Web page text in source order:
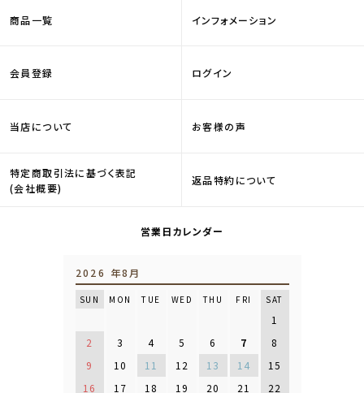
商品一覧 インフォメーション
会員登録 ログイン
当店について お客様の声
特定商取引法に基づく表記
(会社概要)
返品特約について
営業日カレンダー
2026 年8月
SUN MON TUE WED THU FRI SAT
1
2
3 4 5 6 7
8
9
10 11 12 13 14
15
16
17 18 19 20 21 22